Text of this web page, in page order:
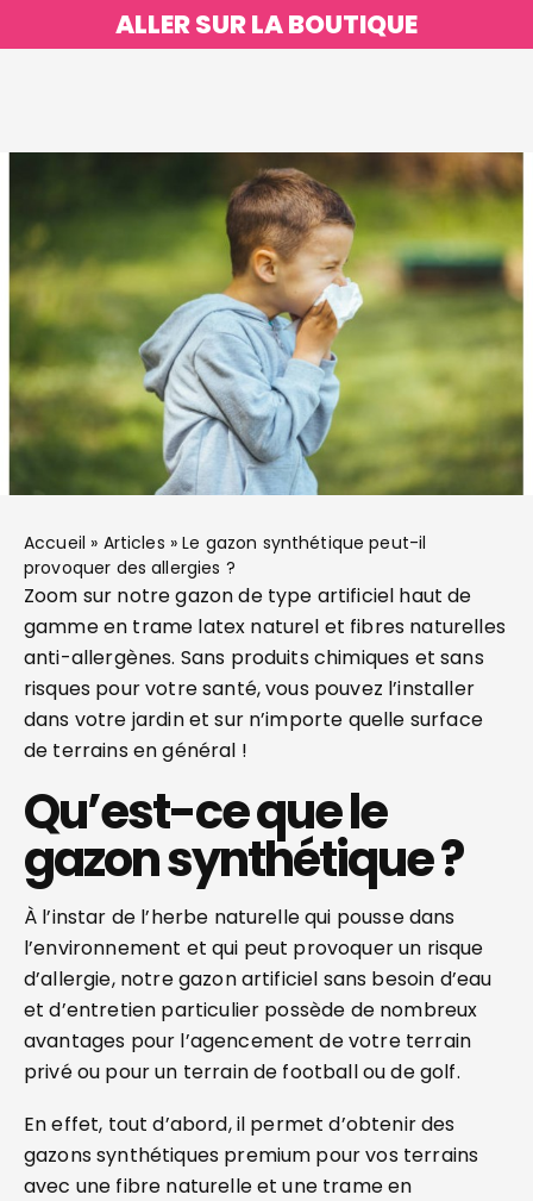
ALLER SUR LA BOUTIQUE
Accueil » Articles »Le gazon synthétique peut-il
provoquer des allergies ?
Zoom sur notre gazon de type artificiel haut de
gamme en trame latex naturel et fibres naturelles
anti-allergènes. Sans produits chimiques et sans
risques pour votre santé, vous pouvez l’installer
dans votre jardin et sur n’importe quelle surface
de terrains en général !
Qu’est-ce que le
gazon synthétique ?
À l’instar de l’herbe naturelle qui pousse dans
l’environnement et qui peut provoquer un risque
d’allergie, notre gazon artificiel sans besoin d’eau
et d’entretien particulier possède de nombreux
avantages pour l’agencement de votre terrain
privé ou pour un terrain de football ou de golf.
En effet, tout d’abord, il permet d’obtenir des
gazons synthétiques premium pour vos terrains
avec une fibre naturelle et une trame en